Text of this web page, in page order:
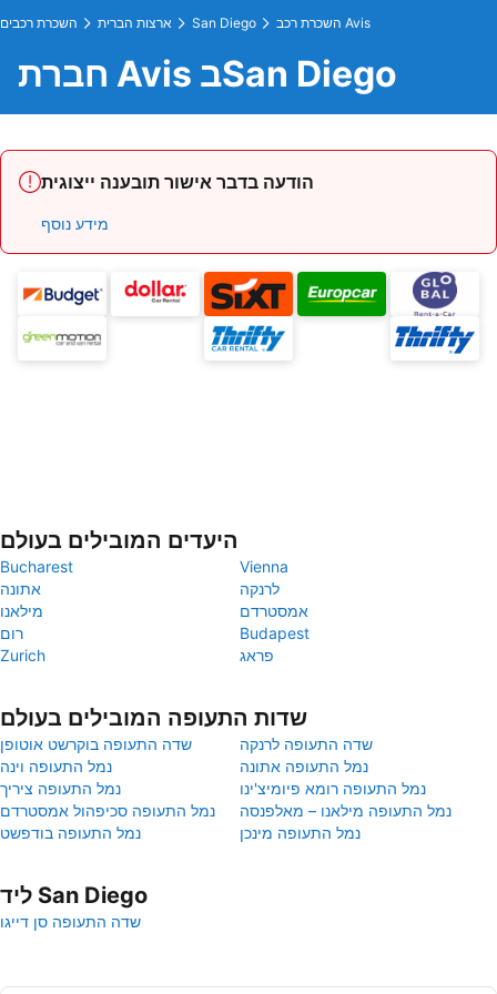
השכרת רכבים ארצות הברית San Diego השכרת רכב Avis
חברת Avis בSan Diego
הודעה בדבר אישור תובענה ייצוגית
מידע נוסף
היעדים המובילים בעולם
Bucharest
Vienna
אתונה
לרנקה
מילאנו
אמסטרדם
רום
Budapest
Zurich
פראג
שדות התעופה המובילים בעולם
שדה התעופה בוקרשט אוטופן
שדה התעופה לרנקה
נמל התעופה וינה
נמל התעופה אתונה
נמל התעופה ציריך
נמל התעופה רומא פיומיצ'ינו
נמל התעופה סכיפהול אמסטרדם
נמל התעופה מילאנו – מאלפנסה
נמל התעופה בודפשט
נמל התעופה מינכן
ליד San Diego
שדה התעופה סן דייגו